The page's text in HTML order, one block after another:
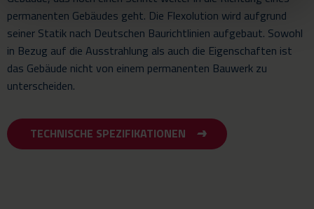
permanenten Gebäudes geht. Die Flexolution wird aufgrund
seiner Statik nach Deutschen Baurichtlinien aufgebaut. Sowohl
in Bezug auf die Ausstrahlung als auch die Eigenschaften ist
das Gebäude nicht von einem permanenten Bauwerk zu
unterscheiden.
TECHNISCHE SPEZIFIKATIONEN